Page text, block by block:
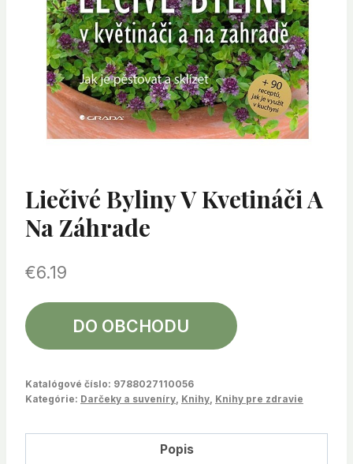
Liečivé Byliny V Kvetináči A
Na Záhrade
€6.19
DO OBCHODU
Katalógové číslo: 9788027110056
Kategórie: Darčeky a suveníry Knihy Knihy pre zdravie
Popis